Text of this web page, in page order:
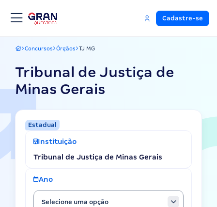
Cadastre-se
Gran Questões
Concursos Órgãos TJ MG
Tribunal de Justiça de
Minas Gerais
Estadual
Instituição
Tribunal de Justiça de Minas Gerais
Ano
Selecione uma opção